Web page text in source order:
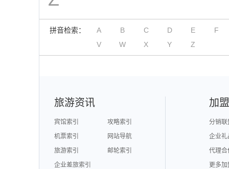
拼音检索： A B C D E
F
V
W X Y Z
旅游资讯
宾馆索引
攻略索引
机票索引
网站导航
旅游索引
邮轮索引
企业差旅索引
加
分销联
企业礼
代理合
更多